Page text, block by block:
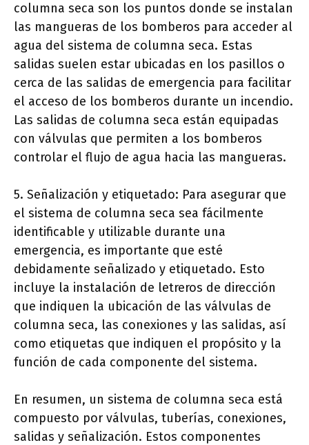
columna seca son los puntos donde se instalan
las mangueras de los bomberos para acceder al
agua del sistema de columna seca. Estas
salidas suelen estar ubicadas en los pasillos o
cerca de las salidas de emergencia para facilitar
el acceso de los bomberos durante un incendio.
Las salidas de columna seca están equipadas
con válvulas que permiten a los bomberos
controlar el flujo de agua hacia las mangueras.
5. Señalización y etiquetado: Para asegurar que
el sistema de columna seca sea fácilmente
identificable y utilizable durante una
emergencia, es importante que esté
debidamente señalizado y etiquetado. Esto
incluye la instalación de letreros de dirección
que indiquen la ubicación de las válvulas de
columna seca, las conexiones y las salidas, así
como etiquetas que indiquen el propósito y la
función de cada componente del sistema.
En resumen, un sistema de columna seca está
compuesto por válvulas, tuberías, conexiones,
salidas y señalización. Estos componentes